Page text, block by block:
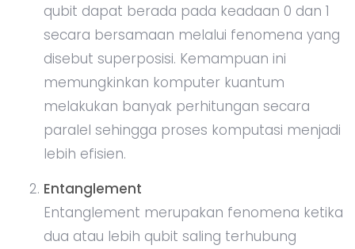
qubit dapat berada pada keadaan 0 dan 1
secara bersamaan melalui fenomena yang
disebut superposisi. Kemampuan ini
memungkinkan komputer kuantum
melakukan banyak perhitungan secara
paralel sehingga proses komputasi menjadi
lebih efisien.
Entanglement
Entanglement merupakan fenomena ketika
dua atau lebih qubit saling terhubung